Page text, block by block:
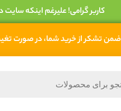
کاربر گرامی! علیرغم اینکه
ضمن تشکر از خرید شما، در صورت